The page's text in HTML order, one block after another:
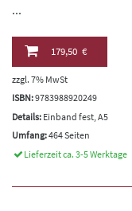
...
179,50 €
zzgl. 7% MwSt
ISBN:9783988920249
Details: Einband fest, A5
Umfang:464 Seiten
Lieferzeit ca. 3-5 Werktage